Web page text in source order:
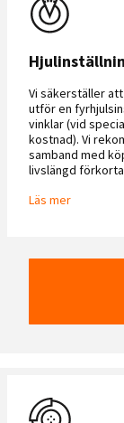
Vi säkerställer
utför en
vinklar (vid
kostnad). Vi
samband med
livslängd
Läs mer